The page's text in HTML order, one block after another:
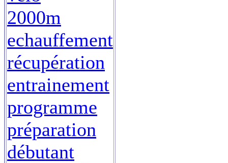
2000m
echauffement
récupération
entrainement
programme
préparation
débutant